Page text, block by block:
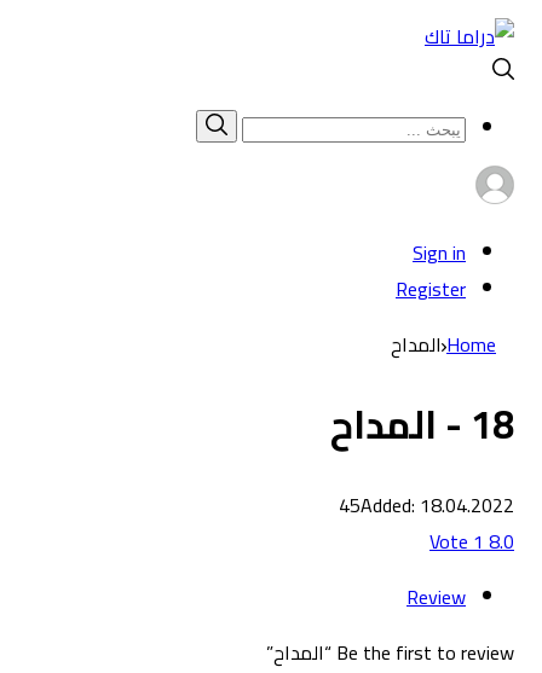
Search
بحث
Sign in
Register
Home المداح
18 - المداح
45Added: 18.04.2022
8.0
1
Vote
Review
Be the first to review “المداح”